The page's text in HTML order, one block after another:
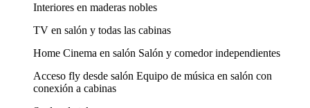
Interiores en maderas nobles
TV en salón y todas las cabinas
Home Cinema en salón Salón y comedor independientes
Acceso fly desde salón Equipo de música en salón con
conexión a cabinas